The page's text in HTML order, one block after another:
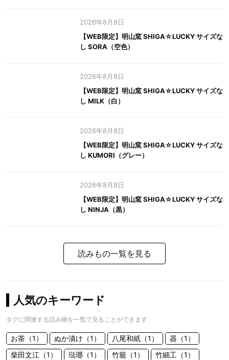
2026年8月8日
【WEB限定】明山窯 SHIGA☆LUCKY サイズな
し SORA（空色）
2026年8月8日
【WEB限定】明山窯 SHIGA☆LUCKY サイズな
し MILK（白）
2026年8月8日
【WEB限定】明山窯 SHIGA☆LUCKY サイズな
し KUMORI（グレー）
2026年8月8日
【WEB限定】明山窯 SHIGA☆LUCKY サイズな
し NINJA（黒）
読みもの一覧を見る
人気のキーワード
タグに関連する読み物を一覧で見ることができます
お茶（1） ぬか漬け（1） 八尾和紙（1）
器（1）
柴田文江（1）
琺瑯（1） 竹籠（1） 竹細工（1）